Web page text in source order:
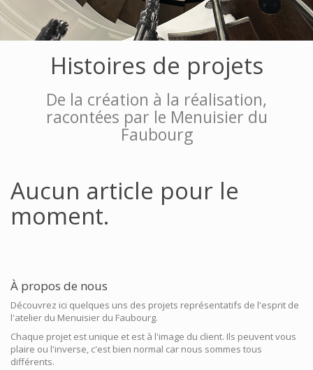
Histoires de projets
De la création à la réalisation,
racontées par le Menuisier du
Faubourg
Aucun article pour le
moment.
À propos de nous
Découvrez ici quelques uns des projets représentatifs de l'esprit de
l'atelier du Menuisier du Faubourg.
Chaque projet est unique et est à l'image du client. Ils peuvent vous
plaire ou l'inverse, c'est bien normal car nous sommes tous
différents.